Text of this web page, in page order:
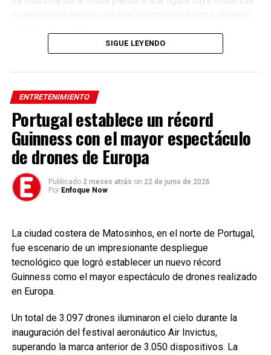
#Noticias #MundoDeLaModa #Luto #EnfoqueNow
SIGUE LEYENDO
ENTRETENIMIENTO
Portugal establece un récord
Guinness con el mayor espectáculo
de drones de Europa
Publicado 2 meses atrás on 22 de junio de 2026
Por Enfoque Now
La ciudad costera de Matosinhos, en el norte de Portugal,
fue escenario de un impresionante despliegue
tecnológico que logró establecer un nuevo récord
Guinness como el mayor espectáculo de drones realizado
en Europa.
Un total de 3.097 drones iluminaron el cielo durante la
inauguración del festival aeronáutico Air Invictus,
superando la marca anterior de 3.050 dispositivos. La